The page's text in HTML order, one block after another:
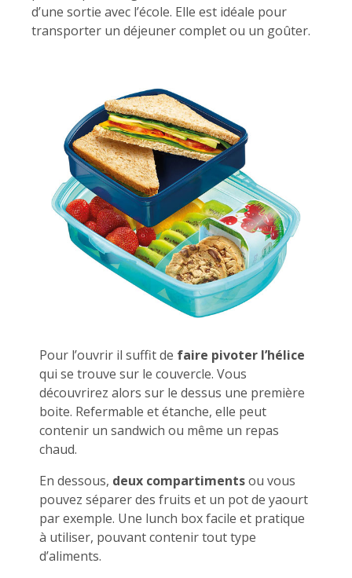
d’une sortie avec l’école. Elle est idéale pour
transporter un déjeuner complet ou un goûter.
Pour l’ouvrir il suffit de faire pivoter l’hélice
qui se trouve sur le couvercle. Vous
découvrirez alors sur le dessus une première
boite. Refermable et étanche, elle peut
contenir un sandwich ou même un repas
chaud.
En dessous, deux compartimentsou vous
pouvez séparer des fruits et un pot de yaourt
par exemple. Une lunch box facile et pratique
à utiliser, pouvant contenir tout type
d’aliments.